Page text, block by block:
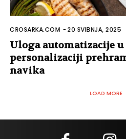
CROSARKA.COM -20 SVIBNJA, 2025
Uloga automatizacije u
personalizaciji
navika
LOAD MORE